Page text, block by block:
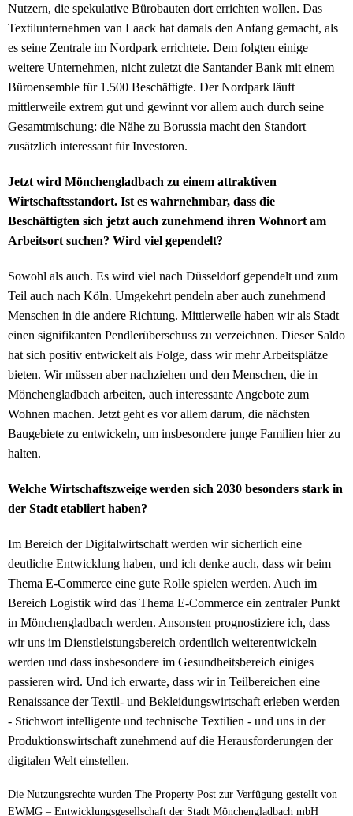
Nutzern, die spekulative Bürobauten dort errichten wollen. Das
Textilunternehmen van Laack hat damals den Anfang gemacht, als
es seine Zentrale im Nordpark errichtete. Dem folgten einige
weitere Unternehmen, nicht zuletzt die Santander Bank mit einem
Büroensemble für 1.500 Beschäftigte. Der Nordpark läuft
mittlerweile extrem gut und gewinnt vor allem auch durch seine
Gesamtmischung: die Nähe zu Borussia macht den Standort
zusätzlich interessant für Investoren.
Jetzt wird Mönchengladbach zu einem attraktiven
Wirtschaftsstandort. Ist es wahrnehmbar, dass die
Beschäftigten sich jetzt auch zunehmend ihren Wohnort am
Arbeitsort suchen? Wird viel gependelt?
Sowohl als auch. Es wird viel nach Düsseldorf gependelt und zum
Teil auch nach Köln. Umgekehrt pendeln aber auch zunehmend
Menschen in die andere Richtung. Mittlerweile haben wir als Stadt
einen signifikanten Pendlerüberschuss zu verzeichnen. Dieser Saldo
hat sich positiv entwickelt als Folge, dass wir mehr Arbeitsplätze
bieten. Wir müssen aber nachziehen und den Menschen, die in
Mönchengladbach arbeiten, auch interessante Angebote zum
Wohnen machen. Jetzt geht es vor allem darum, die nächsten
Baugebiete zu entwickeln, um insbesondere junge Familien hier zu
halten.
Welche Wirtschaftszweige werden sich 2030 besonders stark in
der Stadt etabliert haben?
Im Bereich der Digitalwirtschaft werden wir sicherlich eine
deutliche Entwicklung haben, und ich denke auch, dass wir beim
Thema E-Commerce eine gute Rolle spielen werden. Auch im
Bereich Logistik wird das Thema E-Commerce ein zentraler Punkt
in Mönchengladbach werden. Ansonsten prognostiziere ich, dass
wir uns im Dienstleistungsbereich ordentlich weiterentwickeln
werden und dass insbesondere im Gesundheitsbereich einiges
passieren wird. Und ich erwarte, dass wir in Teilbereichen eine
Renaissance der Textil- und Bekleidungswirtschaft erleben werden
- Stichwort intelligente und technische Textilien - und uns in der
Produktionswirtschaft zunehmend auf die Herausforderungen der
digitalen Welt einstellen.
Die Nutzungsrechte wurden The Property Post zur Verfügung gestellt von
EWMG – Entwicklungsgesellschaft der Stadt Mönchengladbach mbH